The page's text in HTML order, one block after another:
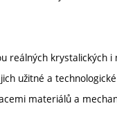
reálných krystalických
užitné a
materiálů a